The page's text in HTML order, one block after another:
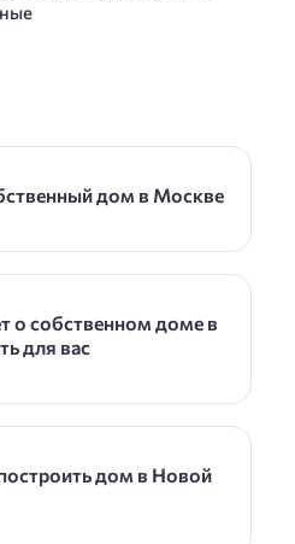
дом в Москве
о собственном доме в
для вас
дом в Новой